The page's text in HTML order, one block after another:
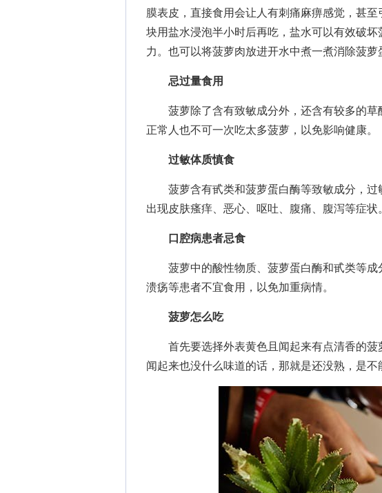
膜表皮，直接食用会让人有刺痛麻痹感觉，甚
块用盐水浸泡半小时后再吃，盐水可以有效破
力。也可以将菠萝肉放进开水中煮一煮消除菠萝
忌过量食用
菠萝除了含有致敏成分外，还含有较多的草
正常人也不可一次吃太多菠萝，以免影响健康。
过敏体质慎食
菠萝含有甙类和菠萝蛋白酶等致敏成分，过
出现皮肤瘙痒、恶心、呕吐、腹痛、腹泻等症状
口腔病患者忌食
菠萝中的酸性物质、菠萝蛋白酶和甙类等成
溃疡等患者不宜食用，以免加重病情。
菠萝怎么吃
首先要选择外表黄色且闻起来有点清香的菠
闻起来也没什么味道的话，那就是还没熟，是不